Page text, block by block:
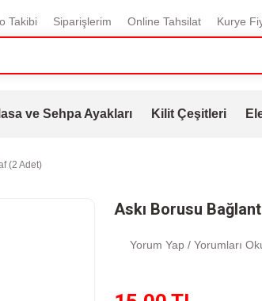
Takibi Siparişlerim Online Tahsilat Kurye
ve Sehpa Ayakları Kilit Çeşitleri
(2 Adet)
Askı Borusu
Yorum Yap / Yorumları